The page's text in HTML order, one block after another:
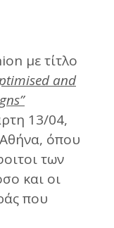
με τίτλο
and
13/04,
όπου
των
και οι
που